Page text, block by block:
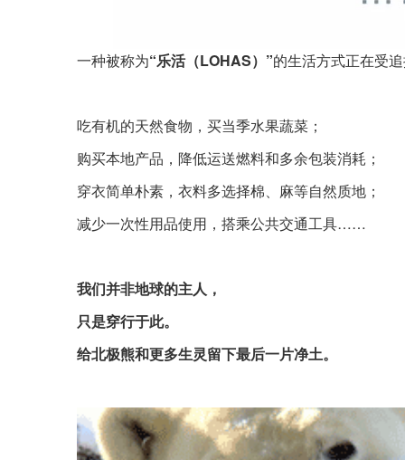
一种被称为“乐活（LOHAS）”的生活方式正在受
吃有机的天然食物，买当季水果蔬菜；
购买本地产品，降低运送燃料和多余包装消耗；
穿衣简单朴素，衣料多选择棉、麻等自然质地；
减少一次性用品使用，搭乘公共交通工具……
我们并非地球的主人，
只是穿行于此。
给北极熊和更多生灵留下最后一片净土。